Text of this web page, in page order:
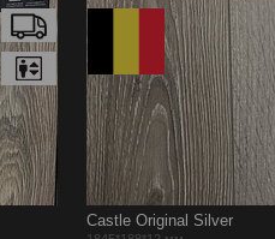
Castle Original Silver